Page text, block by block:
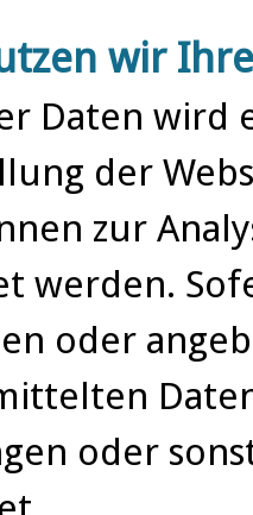
wir
Daten
der
zur
werden.
oder
oder